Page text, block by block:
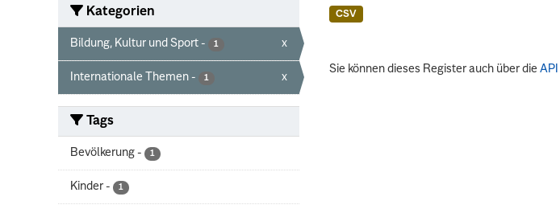
Kategorien
Bildung, Kultur und Sport - 1 x
Internationale Themen - 1 x
Tags
Bevölkerung - 1
Kinder - 1
CSV
Sie können dieses Register auch über dieAPI